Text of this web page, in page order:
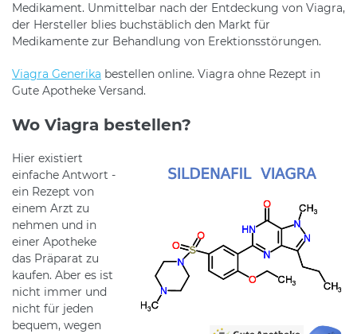
Medikament. Unmittelbar nach der Entdeckung von Viagra,
der Hersteller blies buchstäblich den Markt für
Medikamente zur Behandlung von Erektionsstörungen.
Viagra Generika bestellen online. Viagra ohne Rezept in
Gute Apotheke Versand.
Wo Viagra bestellen?
Hier existiert
einfache Antwort -
ein Rezept von
einem Arzt zu
nehmen und in
einer Apotheke
das Präparat zu
kaufen. Aber es ist
nicht immer und
nicht für jeden
bequem, wegen